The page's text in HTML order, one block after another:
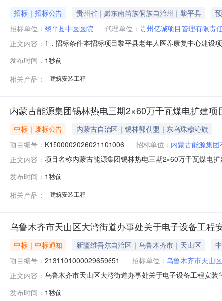
招标｜招标公告 贵州省｜黔东南苗族侗族自治州｜黎平县
招标单位： 黎平县中医医院 代理单位： 贵州亿诚项目管理有限责
正文内容： 1．招标条件本招标项目黎平县老年人医养康复中心建设
地点：黎平县中医医院内。2.2建设规模：本项目规划用
包括实施土
发布时间： 1秒前
相关产品：
建筑安装工程
内蒙古能源集团锡林热电三期2×60万千瓦煤电扩建
中标｜废标公告
内蒙古自治区｜锡林郭勒盟｜东乌珠穆沁旗
项目编号： K1500002026021101006 招标单位： 内蒙古能源集
正文内容： 项目名称内蒙古能源集团锡林热电三期2×60万千瓦煤电
团锡林热电三期2×60万千瓦煤电扩建项目#2机组主体建
发布时间： 1秒前
相关产品：
建筑安装工程
乌鲁木齐市天山区大湾街道办事处关于电子设备工程
中标｜中标通知 新疆维吾尔自治区｜乌鲁木齐市｜天山区
项目编号： 2131101000029659651 招标单位： 乌鲁木齐市天山
正文内容： 乌鲁木齐市天山区大湾街道办事处关于电子设备工程安
文号:采购计划金额（元）:项目所在行政区划编码
发布时间： 1秒前